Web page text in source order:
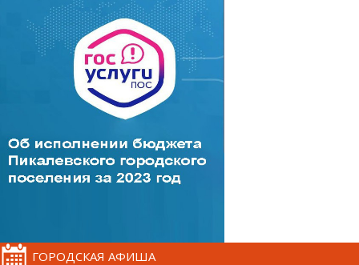
ГОРОДСКАЯ АФИША